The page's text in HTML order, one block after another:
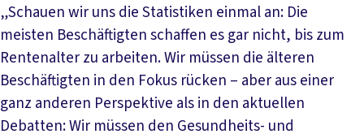
„Schauen wir uns die Statistiken einmal an: Die
meisten Beschäftigten schaffen es gar nicht, bis zum
Rentenalter zu arbeiten. Wir müssen die älteren
Beschäftigten in den Fokus rücken – aber aus einer
ganz anderen Perspektive als in den aktuellen
Debatten: Wir müssen den Gesundheits- und